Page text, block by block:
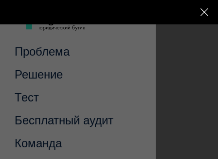
Проблема
Решение
Тест
Команда
Бесплатный аудит